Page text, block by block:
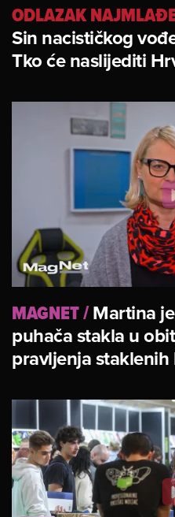
ODLAZAK
Sin nacističkog
Tko će naslijediti
MAGNET/Martina
puhača stakla u
pravljenja